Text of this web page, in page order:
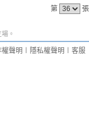
第
。
權聲明 隱私權聲明 客服